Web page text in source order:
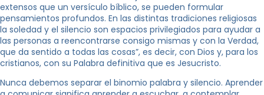
extensos que un versículo bíblico, se pueden formular
pensamientos profundos. En las distintas tradiciones religiosas
la soledad y el silencio son espacios privilegiados para ayudar a
las personas a reencontrarse consigo mismas y con la Verdad,
que da sentido a todas las cosas”, es decir, con Dios y, para los
cristianos, con su Palabra definitiva que es Jesucristo.
Nunca debemos separar el binomio palabra y silencio. Aprender